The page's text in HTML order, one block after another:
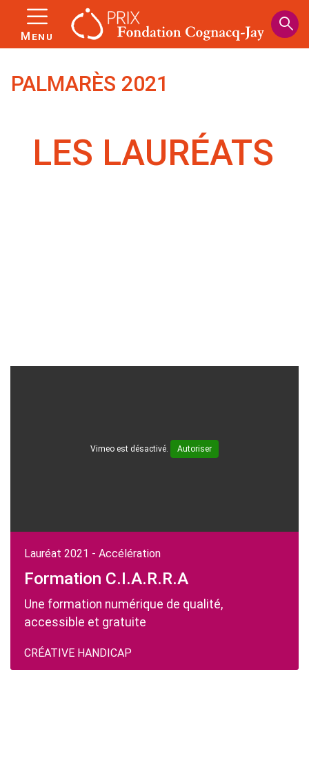
au
contenu
Menu
PALMARÈS 2021
LES LAURÉATS
Vimeo est désactivé. Autoriser
Lauréat 2021 - Accélération
Formation C.I.A.R.R.A
Une formation numérique de qualité,
accessible et gratuite
CRÉATIVE HANDICAP
Panneau de gestion des cookies